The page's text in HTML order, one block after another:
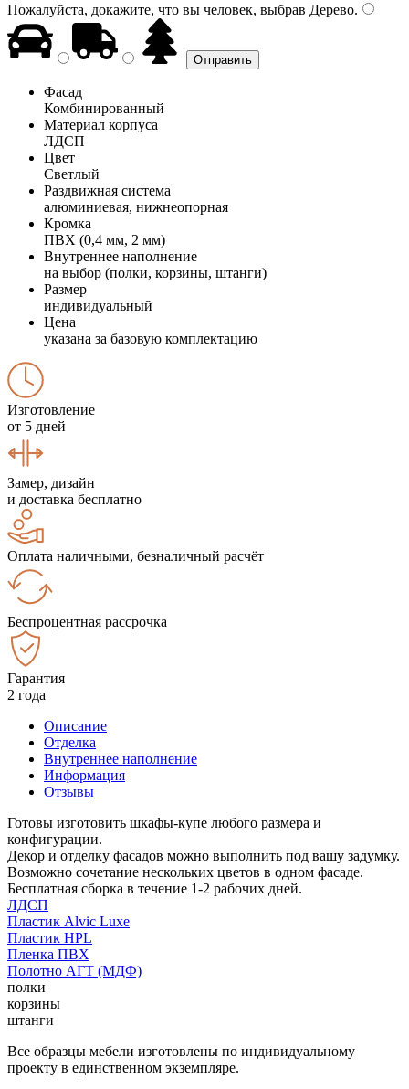
Пожалуйста, докажите, что вы человек, выбрав Дерево.
Фасад
Комбинированный
Материал корпуса
ЛДСП
Цвет
Светлый
Раздвижная система
алюминиевая, нижнеопорная
Кромка
ПВХ (0,4 мм, 2 мм)
Внутреннее наполнение
на выбор (полки, корзины, штанги)
Размер
индивидуальный
Цена
указана за базовую комплектацию
Изготовление
от 5 дней
Замер, дизайн
и доставка бесплатно
Оплата наличными, безналичный расчёт
Беспроцентная рассрочка
Гарантия
2 года
Описание
Отделка
Внутреннее наполнение
Информация
Отзывы
Готовы изготовить шкафы-купе любого размера и
конфигурации.
Декор и отделку фасадов можно выполнить под вашу задумку.
Возможно сочетание нескольких цветов в одном фасаде.
Бесплатная сборка в течение 1-2 рабочих дней.
ЛДСП
Пластик Alvic Luxe
Пластик HPL
Пленка ПВХ
Полотно АГТ (МДФ)
полки
корзины
штанги
Все образцы мебели изготовлены по индивидуальному
проекту в единственном экземпляре.